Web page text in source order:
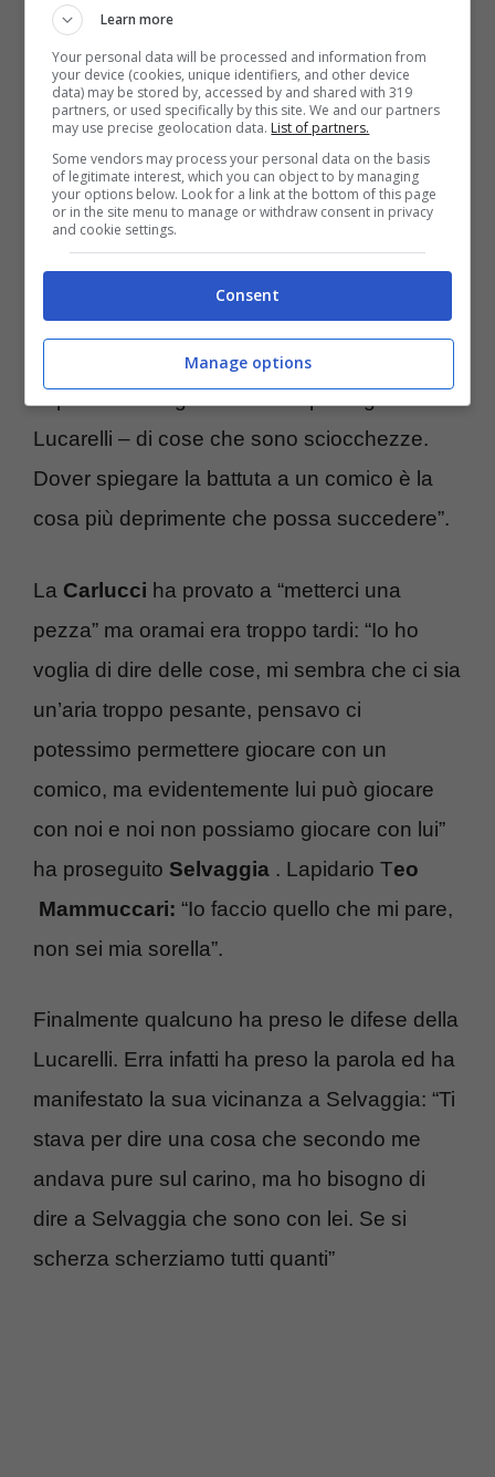
fatti di uno scontro accaduto quattro
settimane fa con la Lucarelli a Domenica In e
la reazione diSelvaggianon si è fatta
attendere: “C’è un registro di aggressività
che non mi aspettavo – continua la donna –
Sono cinque minuti che provo a dire
qualcosa, ogni monosillabo vengo sempre
interrotta, ogni volta si scomoda qualcosa
che non è accaduto qui, che la gente non
capisce. Devo giustificarmi – prosegue la
Lucarelli – di cose che sono sciocchezze.
Dover spiegare la battuta a un comico è la
cosa più deprimente che possa succedere”.
La Carlucci ha provato a “metterci una
pezza” ma oramai era troppo tardi: “Io ho
voglia di dire delle cose, mi sembra che ci sia
un’aria troppo pesante, pensavo ci
potessimo permettere giocare con un
comico, ma evidentemente lui può giocare
con noi e noi non possiamo giocare con lui”
ha proseguito Selvaggia . Lapidario Teo
Mammuccari: “Io faccio quello che mi pare,
non sei mia sorella”.
Finalmente qualcuno ha preso le difese della
Lucarelli. Erra infatti ha preso la parola ed ha
manifestato la sua vicinanza a Selvaggia: “Ti
stava per dire una cosa che secondo me
andava pure sul carino, ma ho bisogno di
dire a Selvaggia che sono con lei. Se si
scherza scherziamo tutti quanti”
Learn more
Your personal data will be processed and information from
your device (cookies, unique identifiers, and other device
data) may be stored by, accessed by and shared with 319
partners, or used specifically by this site. We and our partners
may use precise geolocation data. List of partners.
Some vendors may process your personal data on the basis
of legitimate interest, which you can object to by managing
your options below. Look for a link at the bottom of this page
or in the site menu to manage or withdraw consent in privacy
and cookie settings.
Consent
Manage options